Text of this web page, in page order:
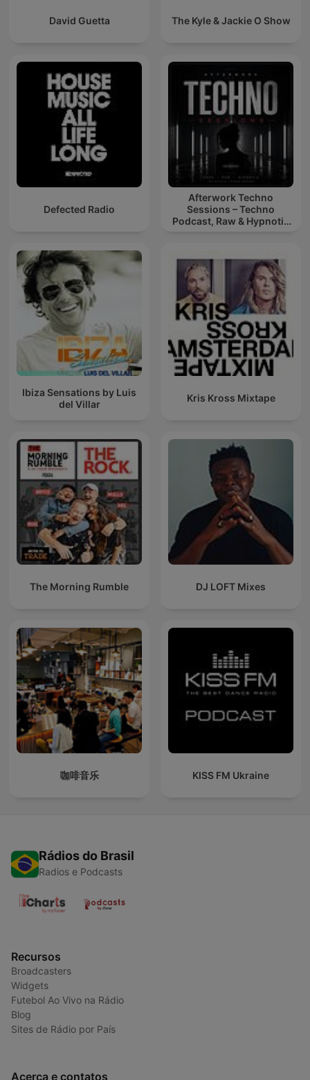
David Guetta The Kyle & Jackie O Show
Defected Radio
Afterwork Techno
Sessions – Techno
Podcast, Raw & Hypnotic
Ibiza Sensations by Luis
del Villar
Kris Kross Mixtape
The Morning Rumble DJ LOFT Mixes
咖啡音乐 KISS FM Ukraine
Rádios do Brasil
Radios e Podcasts
Recursos
Broadcasters
Widgets
Futebol Ao Vivo na Rádio
Blog
Sites de Rádio por País
Acerca e contatos